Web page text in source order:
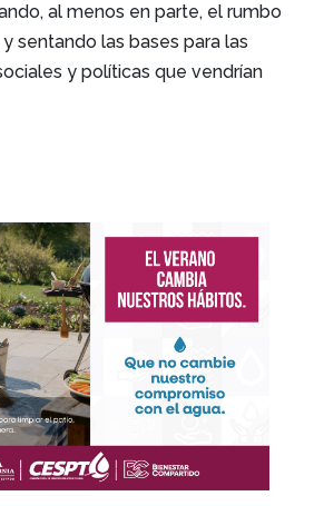
al menos en parte, el rumbo
sentando las bases para las
y políticas que vendrían